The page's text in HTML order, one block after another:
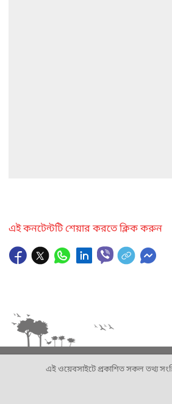
এই কনটেন্টটি শেয়ার করতে ক্লিক করুন
এই ওয়েবসাইটে প্রকাশিত সকল তথ্য